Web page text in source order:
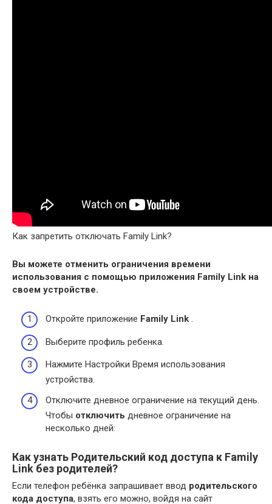
Как запретить отключать Family Link?
Вы можете отменить ограничения времени
использования с помощью приложения Family Link на
своем устройстве.
Откройте приложение Family Link .
Выберите профиль ребенка.
Нажмите Настройки Время использования
устройства.
Отключите дневное ограничение на текущий день.
Чтобы отключить дневное ограничение на
несколько дней:
Как узнать Родительский код доступа к Family
Link без родителей?
Если телефон ребёнка запрашивает ввод родительского
кода доступа, взять его можно, войдя на сайт